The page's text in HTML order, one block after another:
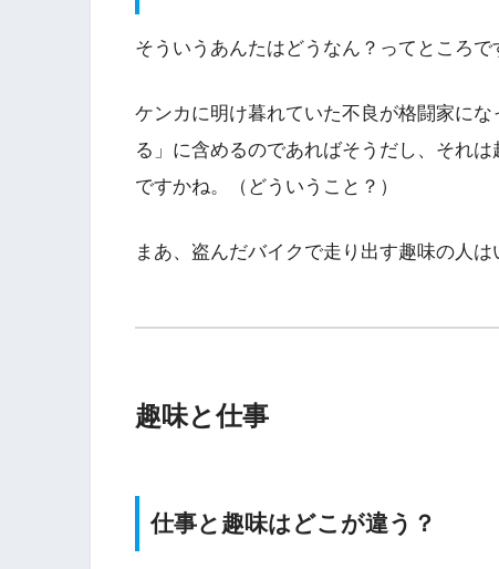
そういうあんたはどうなん？ってところで
ケンカに明け暮れていた不良が格闘家に
る」に含めるのであればそうだし、それ
ですかね。（どういうこと？）
まあ、盗んだバイクで走り出す趣味の人は
趣味と仕事
仕事と趣味はどこが違う？